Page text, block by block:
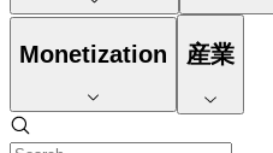
Monetization 産業